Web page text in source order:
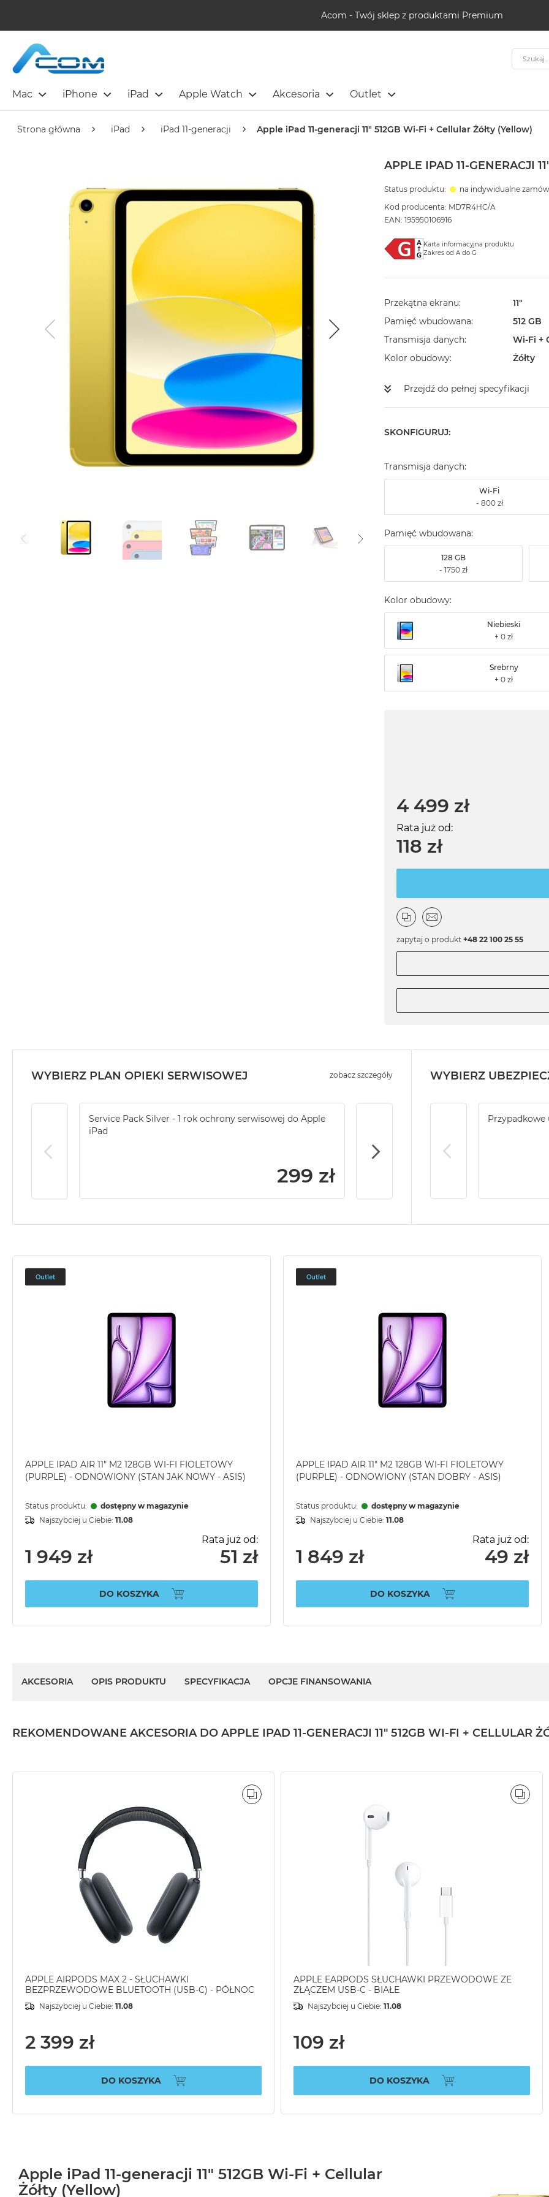
Acom - Twój sklep z produktami Premium
Mac iPhone iPad Apple Watch Akcesoria Outlet
Szukaj
Strona główna iPad iPad 11-generacji Apple iPad 11-generacji 11" 512GB Wi-Fi + Cellular Żółty (Yellow)
APPLE IPAD 11-GENERACJI
Status produktu:
na indywidualne
Kod producenta: MD7R4HC/A
EAN: 195950106916
Karta informacyjna produktu
Zakres od A do G
Przekątna ekranu
11"
Pamięć wbudowana
512 GB
Transmisja danych
Wi-Fi +
Kolor obudowy
Żółty
Przejdź do pełnej specyfikacji
SKONFIGURUJ:
Transmisja danych:
Wi-Fi
Pamięć wbudowana:
128 GB
Kolor obudowy:
Niebieski
Srebrny
4 499 zł
Rata już od:
118 zł
zapytaj o produkt +48 22 100 25 55
WYBIERZ PLAN OPIEKI SERWISOWEJ
Service Pack Silver - 1 rok ochrony serwisowej do Apple
iPad
299 zł
Service Pack Gold - 2 lata ochrony
zobacz szczegóły WYBIERZ
Przypadkowe
Outlet
APPLE IPAD AIR 11" M2 128GB WI-FI FIOLETOWY
(PURPLE) - ODNOWIONY (STAN JAK NOWY - ASIS)
Status produktu:
dostępny w magazynie
Najszybciej u Ciebie: 11.08
1 949 zł
Rata już od:
51 zł
DO KOSZYKA
Outlet
APPLE IPAD AIR 11" M2 128GB WI-FI FIOLETOWY
(PURPLE) - ODNOWIONY (STAN DOBRY - ASIS)
Status produktu:
dostępny w magazynie
Najszybciej u Ciebie: 11.08
1 849 zł
Rata już od:
49 zł
DO KOSZYKA
AKCESORIA OPIS PRODUKTU SPECYFIKACJA OPCJE FINANSOWANIA
REKOMENDOWANE AKCESORIA DO APPLE IPAD 11-GENERACJI 11" 512GB WI-FI + CELLULAR
APPLE AIRPODS MAX 2 - SŁUCHAWKI
BEZPRZEWODOWE BLUETOOTH (USB-C) - PÓŁNOC
Najszybciej u Ciebie: 11.08
2 399 zł
DO KOSZYKA
PORÓWNAJ
APPLE EARPODS SŁUCHAWKI PRZEWODOWE ZE
ZŁĄCZEM USB-C - BIAŁE
Najszybciej u Ciebie: 11.08
109 zł
DO KOSZYKA
Apple iPad 11-generacji 11" 512GB Wi-Fi + Cellular
Żółty (Yellow)